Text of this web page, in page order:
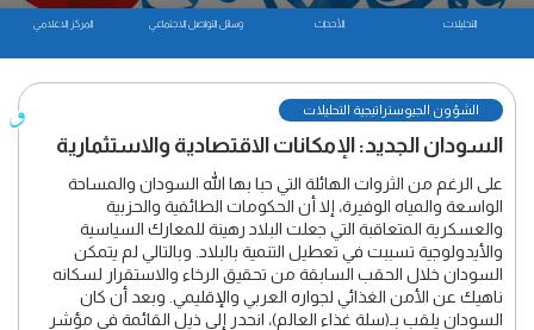
المركز الاعلامي وسائل التواصل الاجتماعي الأحداث التحليلات
الشؤون الجيوستراتيجية التحليلات
السودان الجديد: الإمكانات الاقتصادية والاستثمارية
على الرغم من الثروات الهائلة التي حبا بها الله السودان والمساحة
الواسعة والمياه الوفيرة، إلا أن الحكومات الطائفية والحزبية
والعسكرية المتعاقبة التي جعلت البلاد رهينة للمعارك السياسية
والأيدولوجية تسببت في تعطيل التنمية بالبلاد. وبالتالي لم يتمكن
السودان خلال الحقب السابقة من تحقيق الرخاء والاستقرار لسكانه
ناهيك عن الأمن الغذائي لجواره العربي والإقليمي. وبعد أن كان
السودان يلقب بـ(سلة غذاء العالم)، انحدر إلى ذيل القائمة في مؤشر